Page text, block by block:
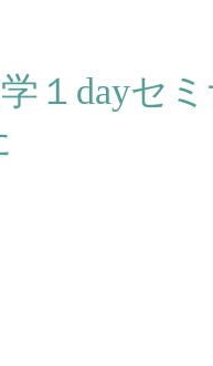
１dayセ